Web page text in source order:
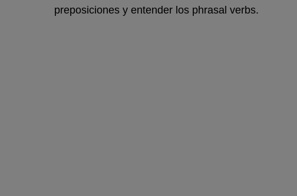
preposiciones y entender los phrasal verbs.